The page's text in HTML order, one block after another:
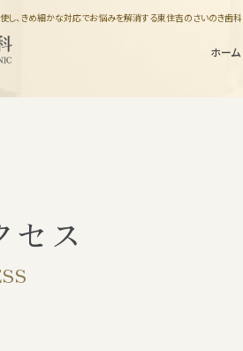
し、きめ細かな対応でお悩みを解消する東住吉のさいのき歯科
ホーム
ントセス